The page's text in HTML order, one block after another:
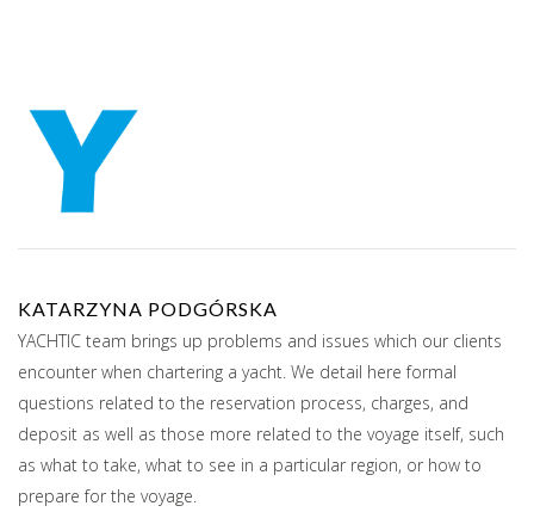
KATARZYNA PODGÓRSKA
YACHTIC team brings up problems and issues which our clients
encounter when chartering a yacht. We detail here formal
questions related to the reservation process, charges, and
deposit as well as those more related to the voyage itself, such
as what to take, what to see in a particular region, or how to
prepare for the voyage.